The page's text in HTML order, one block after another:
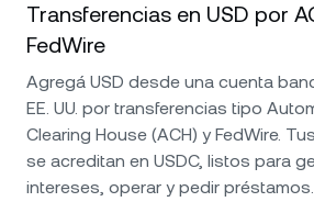
Transferencias en USD por
FedWire
Agregá USD desde una cuenta
EE. UU. por transferencias tipo
Clearing House (ACH) y FedWire.
se acreditan en USDC, listos para
intereses, operar y pedir préstamos.